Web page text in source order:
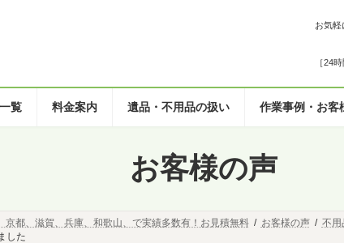
お気軽
［24
覧 料金案内 遺品・不用品の扱い 作業事例・お客
お客様の声
都、滋賀、兵庫、和歌山、で実績多数有！お見積無料 お客様の声
不用
した